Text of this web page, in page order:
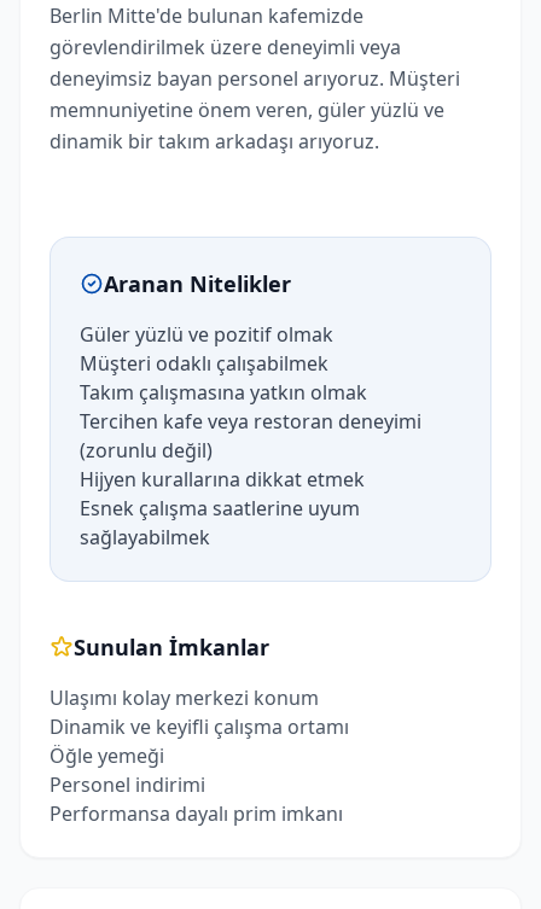
Berlin Mitte'de bulunan kafemizde
görevlendirilmek üzere deneyimli veya
deneyimsiz bayan personel arıyoruz. Müşteri
memnuniyetine önem veren, güler yüzlü ve
dinamik bir takım arkadaşı arıyoruz.
Aranan Nitelikler
Güler yüzlü ve pozitif olmak
Müşteri odaklı çalışabilmek
Takım çalışmasına yatkın olmak
Tercihen kafe veya restoran deneyimi
(zorunlu değil)
Hijyen kurallarına dikkat etmek
Esnek çalışma saatlerine uyum
sağlayabilmek
Sunulan İmkanlar
Ulaşımı kolay merkezi konum
Dinamik ve keyifli çalışma ortamı
Öğle yemeği
Personel indirimi
Performansa dayalı prim imkanı